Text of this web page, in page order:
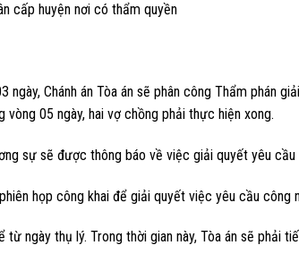
cấp huyện nơi có thẩm quyền
Chánh án Tòa án sẽ phân công Thẩm phán
05 ngày, hai vợ chồng phải thực hiện xong.
sự sẽ được thông báo về việc giải quyết yêu cầu
họp công khai để giải quyết việc yêu cầu công
ngày thụ lý. Trong thời gian này, Tòa án sẽ phải